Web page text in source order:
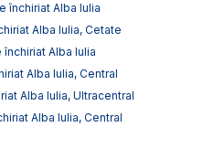
închiriat Alba Iulia
Alba Iulia, Cetate
Alba Iulia
Alba Iulia, Central
Alba Iulia, Ultracentral
Alba Iulia, Central